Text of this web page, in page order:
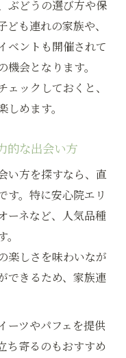
ぶどうの選び方や保
も連れの家族や、
ベントも開催されて
会となります。
ックしておくと、
めます。
的な出会い方
い方を探すなら、直
す。特に安心院エリ
ーネなど、人気品種
楽しさを味わいなが
できるため、家族連
ーツやパフェを提供
ち寄るのもおすすめ